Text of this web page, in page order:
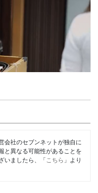
会社のセブンネットが独自に
と異なる可能性があることを
いましたら、「 こちら 」より